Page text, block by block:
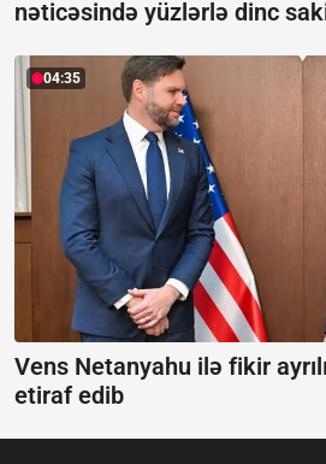
nəticəsində yüzlərlə dinc
04:35
Vens Netanyahu ilə fikir
etiraf edib